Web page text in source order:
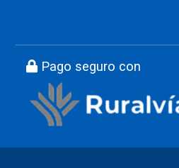
Pago seguro con